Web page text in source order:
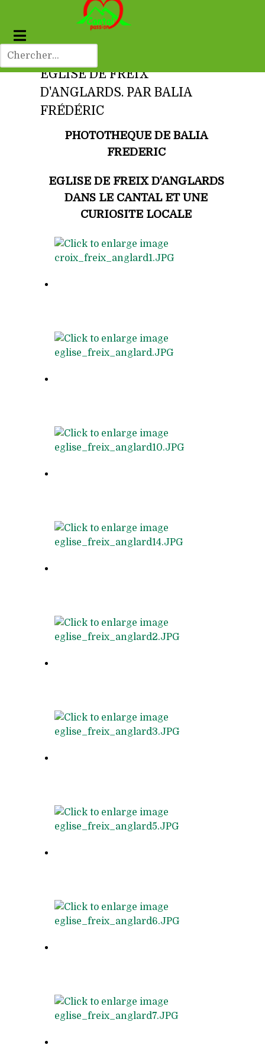
EGLISE DE FREIX
D'ANGLARDS. PAR BALIA
FRÉDÉRIC
PHOTOTHEQUE DE BALIA
FREDERIC
EGLISE DE FREIX D'ANGLARDS
DANS LE CANTAL ET UNE
CURIOSITE LOCALE